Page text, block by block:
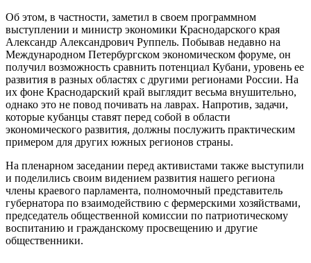
Об этом, в частности, заметил в своем программном
выступлении и министр экономики Краснодарского края
Александр Александрович Руппель. Побывав недавно на
Международном Петербургском экономическом форуме, он
получил возможность сравнить потенциал Кубани, уровень ее
развития в разных областях с другими регионами России. На
их фоне Краснодарский край выглядит весьма внушительно,
однако это не повод почивать на лаврах. Напротив, задачи,
которые кубанцы ставят перед собой в области
экономического развития, должны послужить практическим
примером для других южных регионов страны.
На пленарном заседании перед активистами также выступили
и поделились своим видением развития нашего региона
члены краевого парламента, полномочный представитель
губернатора по взаимодействию с фермерскими хозяйствами,
председатель общественной комиссии по патриотическому
воспитанию и гражданскому просвещению и другие
общественники.